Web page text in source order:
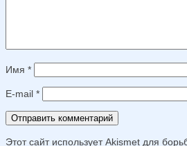
Имя *
E-mail *
Этот сайт использует Akismet для